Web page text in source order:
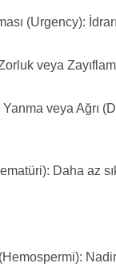
(Urgency):
Zorluk veya
Yanma veya Ağrı
Daha az